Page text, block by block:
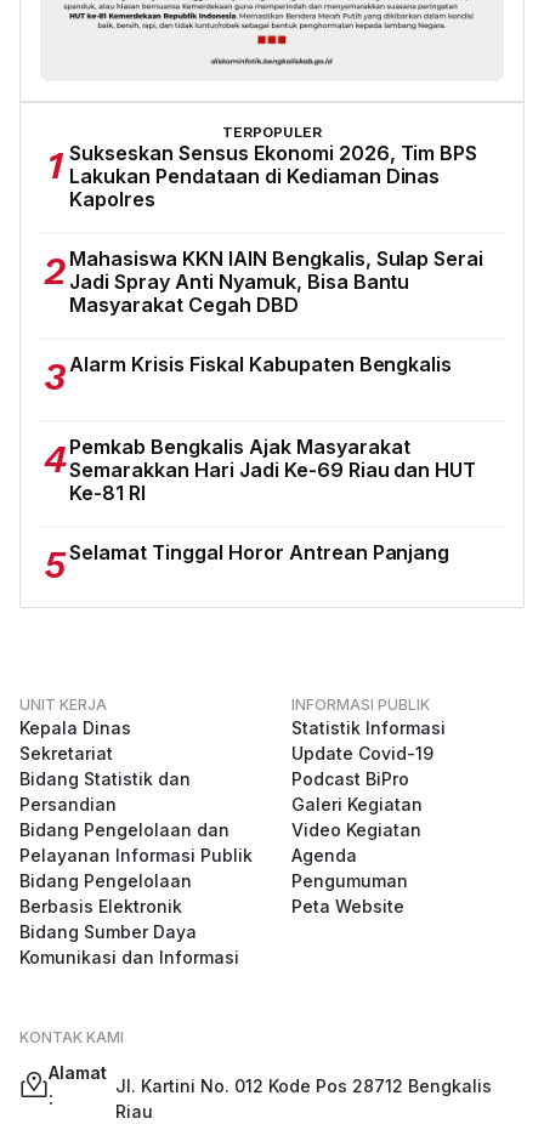
TERPOPULER
1 Sukseskan Sensus Ekonomi 2026, Tim BPS
Lakukan Pendataan di Kediaman Dinas
Kapolres
2 Mahasiswa KKN IAIN Bengkalis, Sulap Serai
Jadi Spray Anti Nyamuk, Bisa Bantu
Masyarakat Cegah DBD
3 Alarm Krisis Fiskal Kabupaten Bengkalis
4Pemkab Bengkalis Ajak Masyarakat
Semarakkan Hari Jadi Ke-69 Riau dan HUT
Ke-81 RI
5Selamat Tinggal Horor Antrean Panjang
UNIT KERJA
Kepala Dinas
Sekretariat
Bidang Statistik dan
Persandian
Bidang Pengelolaan dan
Pelayanan Informasi Publik
Bidang Pengelolaan
Berbasis Elektronik
Bidang Sumber Daya
Komunikasi dan Informasi
INFORMASI PUBLIK
Statistik Informasi
Update Covid-19
Podcast BiPro
Galeri Kegiatan
Video Kegiatan
Agenda
Pengumuman
Peta Website
KONTAK KAMI
Alamat
:
Jl. Kartini No. 012 Kode Pos 28712 Bengkalis
Riau